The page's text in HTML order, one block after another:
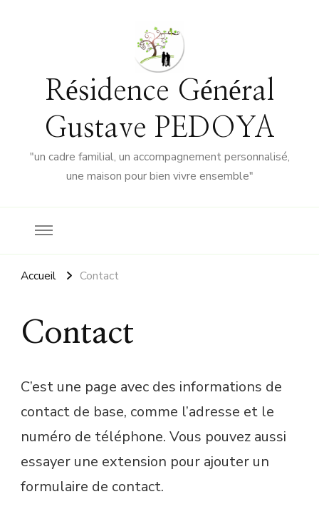
Résidence Général
Gustave PEDOYA
"un cadre familial, un accompagnement personnalisé,
une maison pour bien vivre ensemble"
Accueil Contact
Contact
C’est une page avec des informations de
contact de base, comme l’adresse et le
numéro de téléphone. Vous pouvez aussi
essayer une extension pour ajouter un
formulaire de contact.